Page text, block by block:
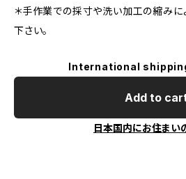
＊手作業での採寸や洗い加工の縮みに
下さい。
International
Add to
日本国内にお住まい